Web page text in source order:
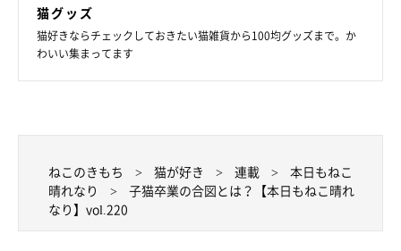
猫グッズ
猫好きならチェックしておきたい猫雑貨から100均グッズまで。か
わいい集まってます
ねこのきもち 猫が好き 連載
本日もねこ
晴れなり
子猫卒業の合図とは？【本日もねこ晴れ
なり】vol.220